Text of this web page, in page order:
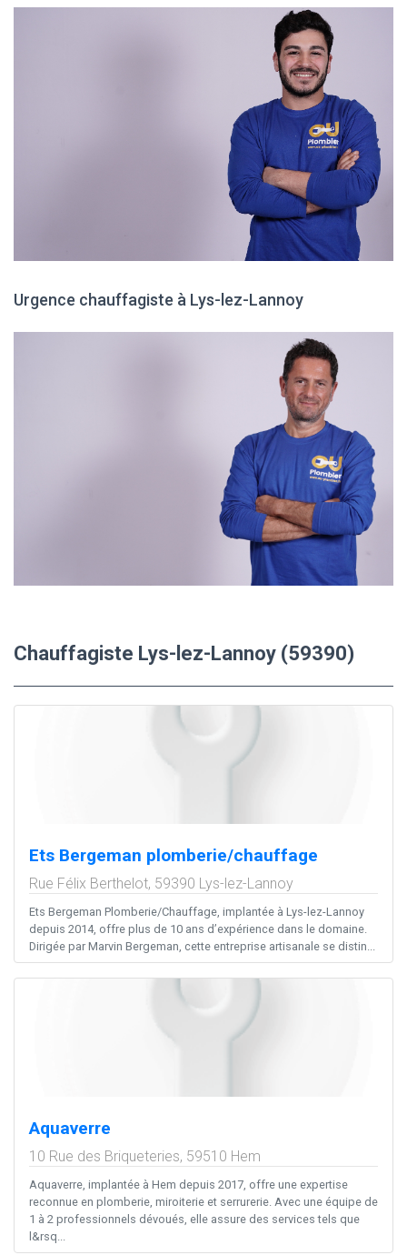
Urgence chauffagiste à Lys-lez-Lannoy
Chauffagiste Lys-lez-Lannoy (59390)
Ets Bergeman plomberie/chauffage
Rue Félix Berthelot, 59390 Lys-lez-Lannoy
Ets Bergeman Plomberie/Chauffage, implantée à Lys-lez-Lannoy
depuis 2014, offre plus de 10 ans d’expérience dans le domaine.
Dirigée par Marvin Bergeman, cette entreprise artisanale se distin...
Aquaverre
10 Rue des Briqueteries, 59510 Hem
Aquaverre, implantée à Hem depuis 2017, offre une expertise
reconnue en plomberie, miroiterie et serrurerie. Avec une équipe de
1 à 2 professionnels dévoués, elle assure des services tels que
l&rsq...